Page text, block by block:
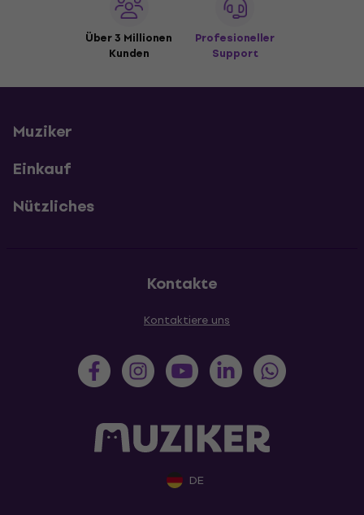
Über 3 Millionen
Kunden
Profesioneller
Support
Muziker
Einkauf
Nützliches
Kontakte
Kontaktiere uns
DE